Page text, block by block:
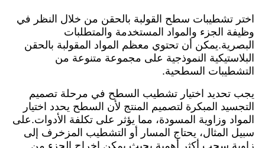
اختر تشطيبات سطح القولبة بالحقن من خلال النظر في
وظيفة الجزء والمواد المستخدمة والمتطلبات
البصرية.يمكن أن تحتوي معظم المواد المقولبة بالحقن
البلاستيكية النموذجية على مجموعة متنوعة من
التشطيبات السطحية.
يجب تحديد اختيار تشطيب السطح في مرحلة تصميم
التجسيد المبكرة لتصميم المنتج لأن السطح يحدد اختيار
المواد وزاوية المسودة، مما يؤثر على تكلفة الأدوات.على
سبيل المثال، يحتاج المسار أو التشطيب المزخرف إلى
زاوية سحب أكثر أهمية بحيث يمكن إخراج الجزء من